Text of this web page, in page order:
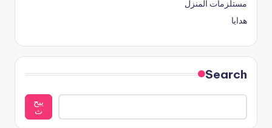
مستلزمات المنزل
هدايا
Search
يبح
ث